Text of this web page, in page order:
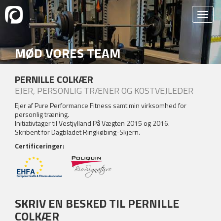
MØD VORES TEAM
PERNILLE COLKÆR
EJER, PERSONLIG TRÆNER OG KOSTVEJLEDER
Ejer af Pure Performance Fitness samt min virksomhed for
personlig træning.
Initiativtager til Vestjylland På Vægten 2015 og 2016.
Skribent for Dagbladet Ringkøbing-Skjern.
Certificeringer:
SKRIV EN BESKED TIL PERNILLE
COLKÆR